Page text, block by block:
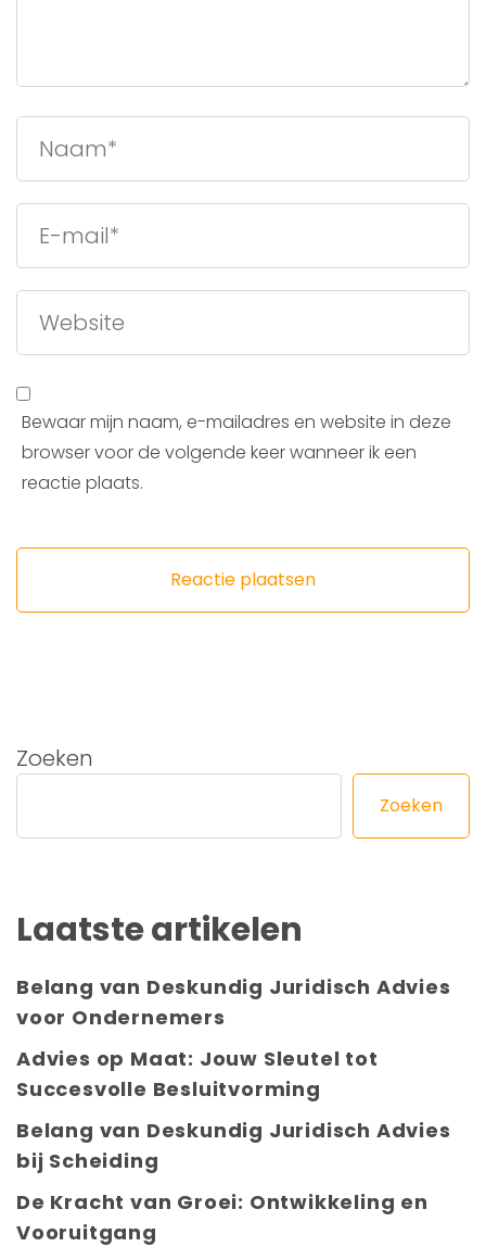
Bewaar mijn naam, e-mailadres en website in deze
browser voor de volgende keer wanneer ik een
reactie plaats.
Zoeken
Zoeken
Laatste artikelen
Belang van Deskundig Juridisch Advies
voor Ondernemers
Advies op Maat: Jouw Sleutel tot
Succesvolle Besluitvorming
Belang van Deskundig Juridisch Advies
bij Scheiding
De Kracht van Groei: Ontwikkeling en
Vooruitgang